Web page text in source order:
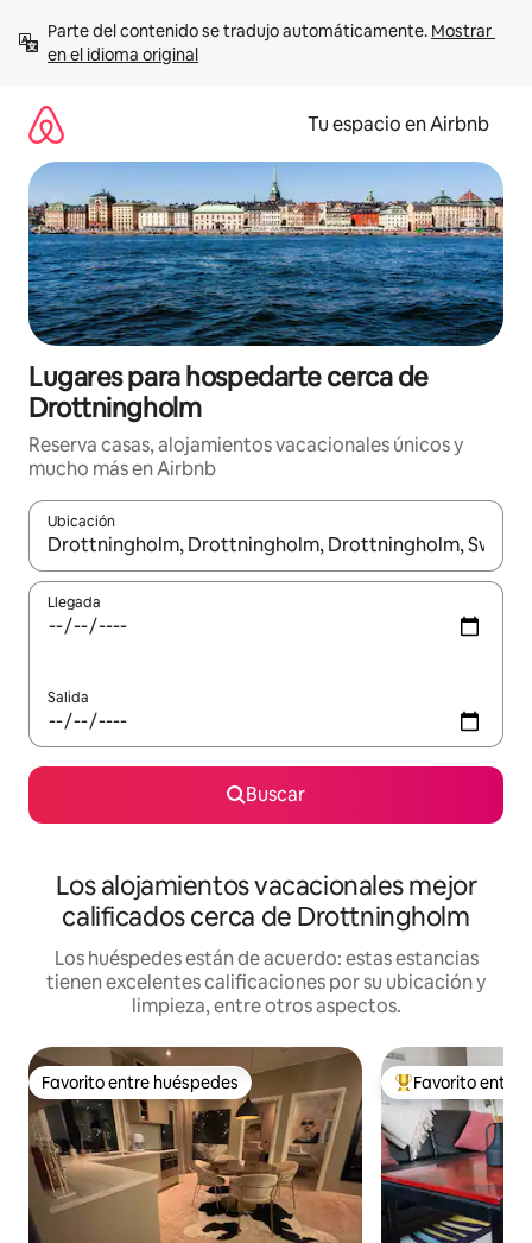
contenido
Parte del contenido se tradujo automáticamente. Mostrar
en el idioma original
Tu espacio en Airbnb
Lugares para hospedarte cerca de
Drottningholm
Reserva casas, alojamientos vacacionales únicos y
mucho más en Airbnb
Ubicación
Cuando los resultados estén disponibles, podrás navegar
Llegada
Salida
Buscar
Los alojamientos vacacionales mejor
calificados cerca de Drottningholm
Los huéspedes están de acuerdo: estas estancias
tienen excelentes calificaciones por su ubicación y
limpieza, entre otros aspectos.
Favorito entre huéspedes
Favorito entre huéspedes De los mejores
Favorito entre